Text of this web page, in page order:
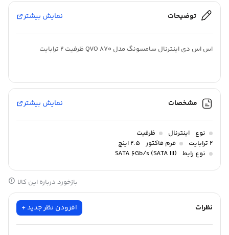
توضیحات نمایش بیشتر
اس اس دی اینترنال سامسونگ مدل 870 QVO ظرفیت 2 ترابایت
مشخصات نمایش بیشتر
نوع اینترنال
ظرفیت
2 ترابایت
فرم فاکتور
2.5 اینچ
نوع رابط
SATA 6Gb/s (SATA III)
بازخورد درباره این کالا
نظرات افزودن نظر جدید +